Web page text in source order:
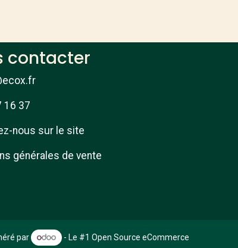
contacter
16 37
nous sur le site
générales de vente
par - Le #1 Open Source eCommerce